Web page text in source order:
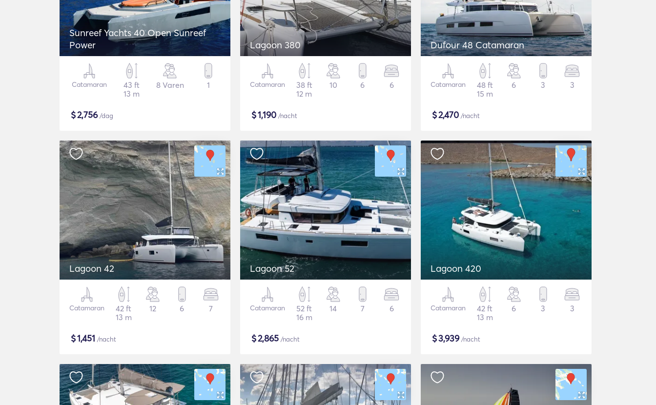
Sunreef Yachts 40 Open Sunreef
Power
Catamaran
43 ft
13 m
8 Varen 1
$2,756/dag
Lagoon 380
Catamaran
38 ft
12 m
10 6 6
$1,190 /nacht
Dufour 48 Catamaran
Catamaran
48 ft
15 m
6 3 3
$2,470 /nacht
Lagoon 42
Catamaran
42 ft
13 m
12 6 7
$1,451 /nacht
Lagoon 52
Catamaran
52 ft
16 m
14 7 6
$2,865 /nacht
Lagoon 420
Catamaran
42 ft
13 m
6 3 3
$3,939/nacht